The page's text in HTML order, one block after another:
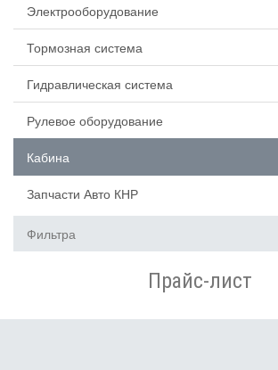
Электрооборудование
Тормозная система
Гидравлическая система
Рулевое оборудование
Кабина
Запчасти Авто КНР
Фильтра
Прайс-лист